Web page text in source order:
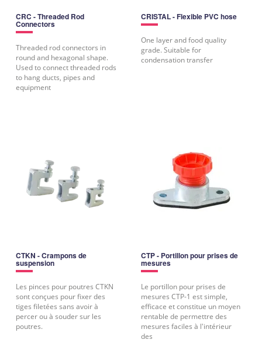
CRC - Threaded Rod
Connectors
Threaded rod connectors in
round and hexagonal shape.
Used to connect threaded rods
to hang ducts, pipes and
equipment
CRISTAL - Flexible PVC hose
One layer and food quality
grade. Suitable for
condensation transfer
CTKN - Crampons de
suspension
Les pinces pour poutres CTKN
sont conçues pour fixer des
tiges filetées sans avoir à
percer ou à souder sur les
poutres.
CTP - Portillon pour prises de
mesures
Le portillon pour prises de
mesures CTP-1 est simple,
efficace et constitue un moyen
rentable de permettre des
mesures faciles à l'intérieur
des